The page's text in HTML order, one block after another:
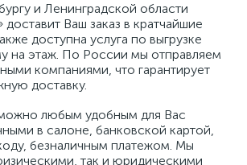
и Ленинградской области
Ваш заказ в кратчайшие
доступна услуга по выгрузке
на этаж. По России мы отправляем
компаниями, что гарантирует
доставку.
любым удобным для Вас
в салоне, банковской картой,
безналичным платежом. Мы
так и юридическими